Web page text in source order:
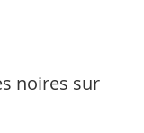
noires sur